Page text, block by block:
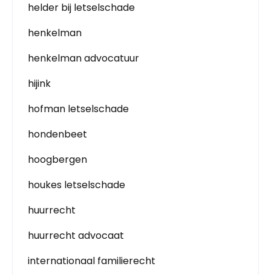
helder bij letselschade
henkelman
henkelman advocatuur
hijink
hofman letselschade
hondenbeet
hoogbergen
houkes letselschade
huurrecht
huurrecht advocaat
internationaal familierecht